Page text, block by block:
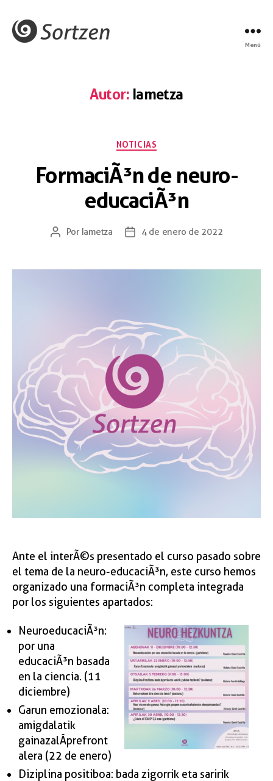
Menú
Autor: Iametza
NOTICIAS
FormaciÃ³n de neuro-
educaciÃ³n
Por Iametza 4 de enero de 2022
Ante el interÃ©s presentado el curso pasado sobre
el tema de la neuro-educaciÃ³n, este curso hemos
organizado una formaciÃ³n completa integrada
por los siguientes apartados:
NeuroeducaciÃ³n:
por una
educaciÃ³n basada
en la ciencia. (11
diciembre)
Garun emozionala:
amigdalatik
gainazalÂ prefront
alera (22 de enero)
Diziplina positiboa: bada zigorrik eta saririk